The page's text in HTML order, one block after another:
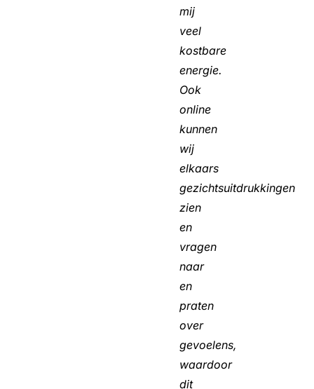
mij
veel
kostbare
energie.
Ook
online
kunnen
wij
elkaars
gezichtsuitdrukkingen
zien
en
vragen
naar
en
praten
over
gevoelens,
waardoor
dit